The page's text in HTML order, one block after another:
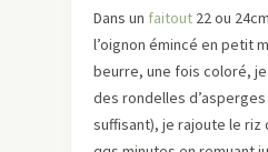
Dans un faitout 22 ou
l’oignon émincé en petit
beurre, une fois coloré,
des rondelles
suffisant), je rajoute le riz